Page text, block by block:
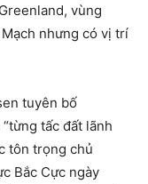
vùng
nhưng có vị trí
tuyên bố
tấc đất lãnh
tôn trọng chủ
Bắc Cực ngày